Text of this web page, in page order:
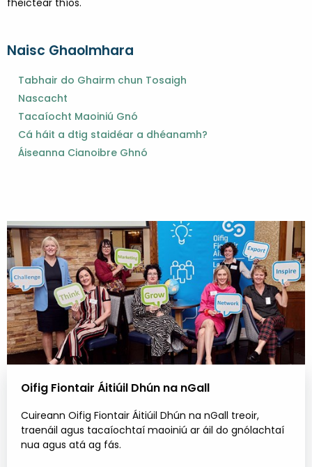
fheictear thíos.
Naisc Ghaolmhara
Tabhair do Ghairm chun Tosaigh
Nascacht
Tacaíocht Maoiniú Gnó
Cá háit a dtig staidéar a dhéanamh?
Áiseanna Cianoibre Ghnó
Oifig Fiontair Áitiúil Dhún na nGall
Cuireann Oifig Fiontair Áitiúil Dhún na nGall treoir,
traenáil agus tacaíochtaí maoiniú ar áil do gnólachtaí
nua agus atá ag fás.